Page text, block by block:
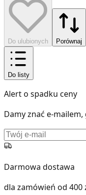
Do ulubionych Porównaj
Do listy
Alert o spadku ceny
Damy znać e-
Darmowa dostawa
dla zamówień od 400